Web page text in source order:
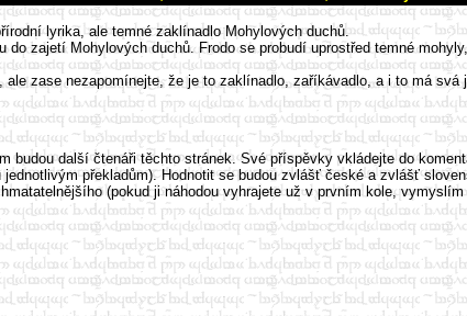
lyrika, ale temné zaklínadlo Mohylových duchů.
zajetí Mohylových duchů. Frodo se probudí uprostřed temné
zase nezapomínejte, že je to zaklínadlo, zaříkávadlo, a i to má
budou další čtenáři těchto stránek. Své příspěvky vkládejte do
překladům). Hodnotit se budou zvlášť české a zvlášť
(pokud ji náhodou vyhrajete už v prvním kole,